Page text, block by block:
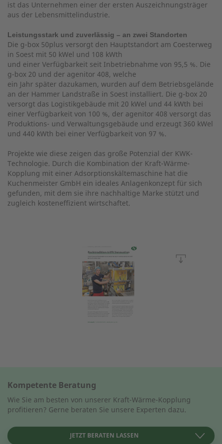
ist das Unternehmen einer der ersten Auszeichnungsträger
aus der Lebensmittelindustrie.
Leistungsstark und zuverlässig – an zwei Standorten
Die g-box 50plus versorgt den Hauptstandort am Coesterweg
in Soest mit 50 kWel und 108 kWth
und einer Verfügbarkeit seit Inbetriebnahme von 95,5 %. Die
g-box 20 und der agenitor 408, welche
ein Jahr später dazukamen, wurden auf dem Betriebsgelände
an der Hammer Landstraße in Soest installiert. Die g-box 20
versorgt das Logistikgebäude mit 20 kWel und 44 kWth bei
einer Verfügbarkeit von 100 %, der agenitor 408 versorgt das
Produktions- und Verwaltungsgebäude und erzeugt 360 kWel
und 440 kWth bei einer Verfügbarkeit von 97 %.
Projekte wie diese zeigen das große Potenzial der KWK-
Technologie. Durch die Kombination der Kraft-Wärme-
Kopplung mit einer Adsorptionskältemaschine hat die
Kuchenmeister GmbH ein ideales Anlagenkonzept für sich
gefunden, mit dem sie ihre nachhaltige Marke stützt und
zugleich kosteneffizient wirtschaftet.
Kompetente Beratung
Wie Sie am besten von unserer Kraft-Wärme-Kopplung
profitieren? Gerne beraten Sie unsere Experten dazu.
JETZT BERATEN LASSEN